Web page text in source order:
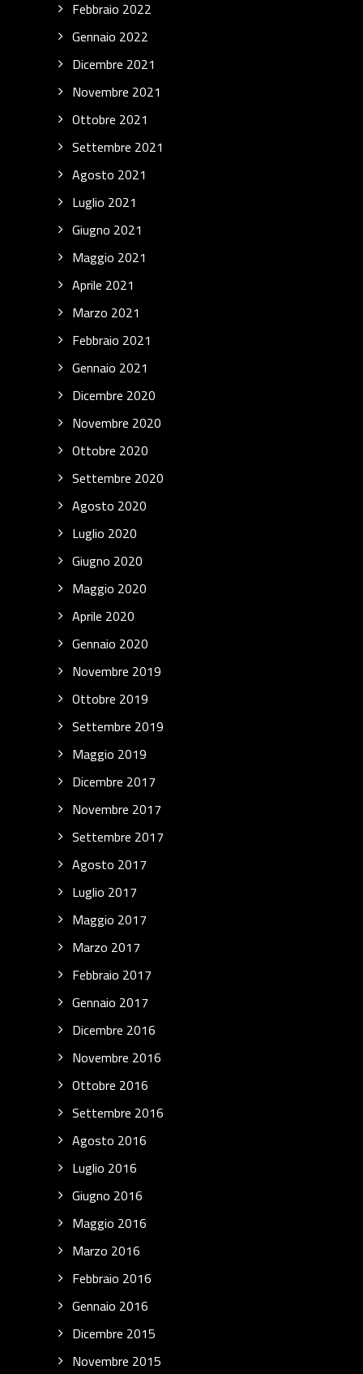
Febbraio 2022
Gennaio 2022
Dicembre 2021
Novembre 2021
Ottobre 2021
Settembre 2021
Agosto 2021
Luglio 2021
Giugno 2021
Maggio 2021
Aprile 2021
Marzo 2021
Febbraio 2021
Gennaio 2021
Dicembre 2020
Novembre 2020
Ottobre 2020
Settembre 2020
Agosto 2020
Luglio 2020
Giugno 2020
Maggio 2020
Aprile 2020
Gennaio 2020
Novembre 2019
Ottobre 2019
Settembre 2019
Maggio 2019
Dicembre 2017
Novembre 2017
Settembre 2017
Agosto 2017
Luglio 2017
Maggio 2017
Marzo 2017
Febbraio 2017
Gennaio 2017
Dicembre 2016
Novembre 2016
Ottobre 2016
Settembre 2016
Agosto 2016
Luglio 2016
Giugno 2016
Maggio 2016
Marzo 2016
Febbraio 2016
Gennaio 2016
Dicembre 2015
Novembre 2015